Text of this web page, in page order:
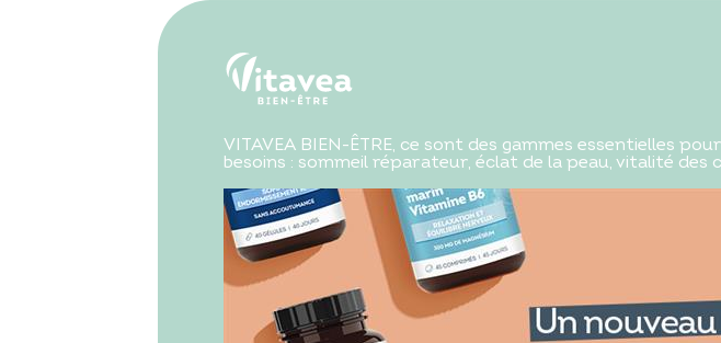
VITAVEA BIEN-ÊTRE, ce sont des gammes essentielles
besoins : sommeil réparateur, éclat de la peau, vitalité des